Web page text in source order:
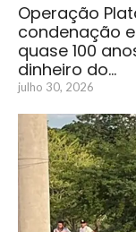
Operação
condenação
quase 100
dinheiro do…
julho 30, 2026